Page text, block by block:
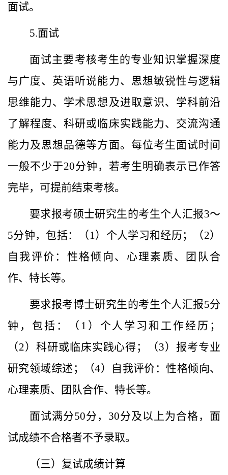
面试。
5.面试
面试主要考核考生的专业知识掌握深度
与广度、英语听说能力、思想敏锐性与逻辑
思维能力、学术思想及进取意识、学科前沿
了解程度、科研或临床实践能力、交流沟通
能力及思想品德等方面。每位考生面试时间
一般不少于20分钟，若考生明确表示已作答
完毕，可提前结束考核。
要求报考硕士研究生的考生个人汇报3～
5分钟，包括：（1）个人学习和经历；（2）
自我评价：性格倾向、心理素质、团队合
作、特长等。
要求报考博士研究生的考生个人汇报5分
钟，包括：（1）个人学习和工作经历；
（2）科研或临床实践心得；（3）报考专业
研究领域综述；（4）自我评价：性格倾向、
心理素质、团队合作、特长等。
面试满分50分，30分及以上为合格，面
试成绩不合格者不予录取。
（三）复试成绩计算